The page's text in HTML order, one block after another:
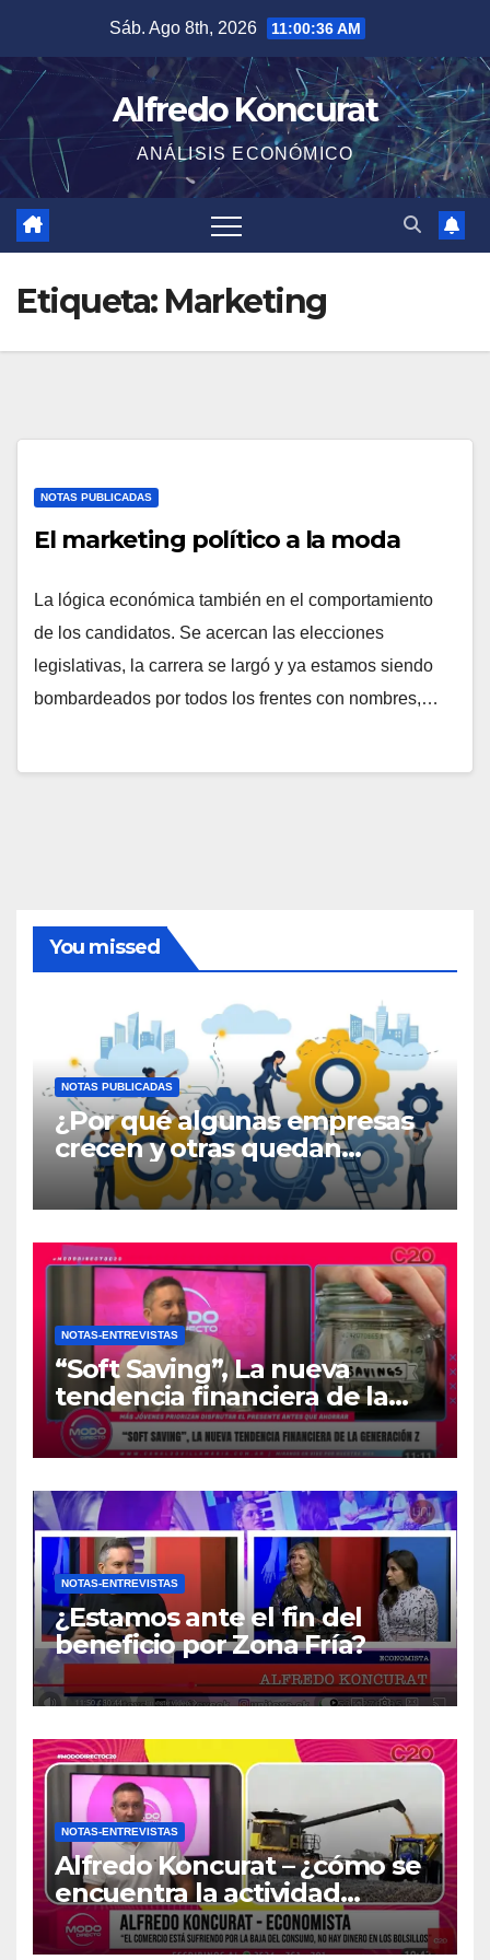
contenido
Sáb. Ago 8th, 2026 11:00:37 AM
Alfredo Koncurat
ANÁLISIS ECONÓMICO
Etiqueta: Marketing
NOTAS PUBLICADAS
El marketing político a la moda
La lógica económica también en el comportamiento
de los candidatos. Se acercan las elecciones
legislativas, la carrera se largó y ya estamos siendo
bombardeados por todos los frentes con nombres,…
You missed
NOTAS PUBLICADAS
¿Por qué algunas empresas
crecen y otras quedan
atrapadas en el día a día?
NOTAS-ENTREVISTAS
“Soft Saving”, La nueva
tendencia financiera de la
generación Z
NOTAS-ENTREVISTAS
¿Estamos ante el fin del
beneficio por Zona Fría?
NOTAS-ENTREVISTAS
Alfredo Koncurat – ¿cómo se
encuentra la actividad
económica del país?